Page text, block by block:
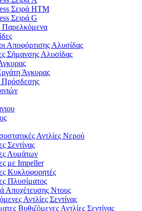
Σειρά HTM
Σειρά G
Παρελκόμενα
Αποφόρτισης Αλυσίδας
Σήμανσης Αλυσίδας
Άγκυρας
Πρόσδεσης
Αντλίες Νερού
Σεντίνας
Λυμάτων
με Impeller
Κυκλοφορητές
Πλυσίματος
Αποχέτευσης Ντους
Αντλίες Σεντίνας
Βυθιζόμενες Αντλίες Σεντίνας